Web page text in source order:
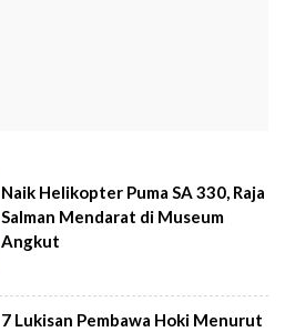
Naik Helikopter Puma SA 330, Raja
Salman Mendarat di Museum
Angkut
7 Lukisan Pembawa Hoki Menurut